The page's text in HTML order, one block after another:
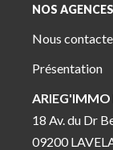
NOS AGENCES
Nous
Présentation
ARIEG'IMMO
18 Av. du Dr
09200